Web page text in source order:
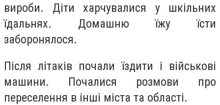
вироби. Діти харчувалися у шкільних
їдальнях. Домашню їжу їсти
заборонялося.
Після літаків почали їздити і військові
машини. Почалися розмови про
переселення в інші міста та області.